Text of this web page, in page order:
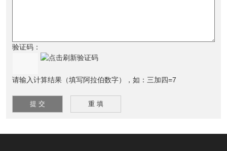
验证码：
请输入计算结果（填写阿拉伯数字），如：三加四=7